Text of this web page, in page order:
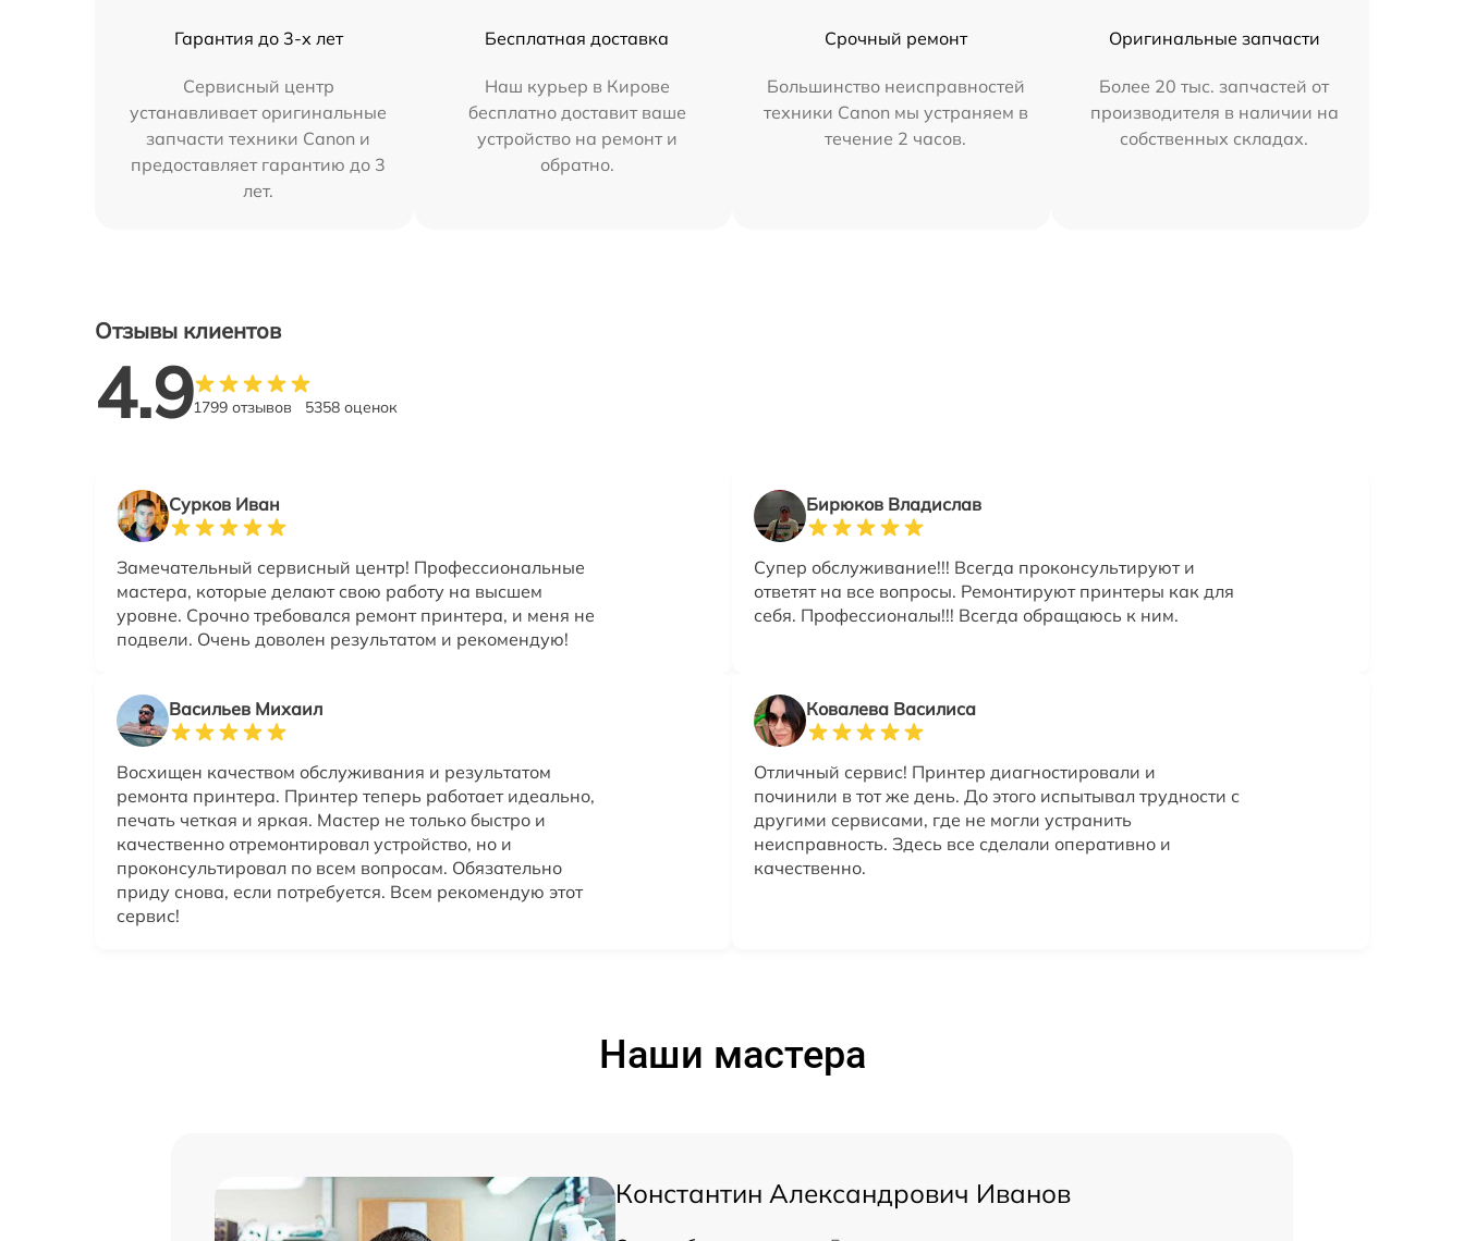
Гарантия до 3-х лет
Сервисный центр
устанавливает оригинальные
запчасти техники Canon и
предоставляет гарантию до 3
лет.
Бесплатная доставка
Наш курьер в Кирове
бесплатно доставит ваше
устройство на ремонт и
обратно.
Срочный ремонт
Большинство неисправностей
техники Canon мы устраняем в
течение 2 часов.
Оригинальные запчасти
Более 20 тыс. запчастей от
производителя в наличии на
собственных складах.
Отзывы клиентов
4.91799 отзывов 5358 оценок
Сурков Иван
Замечательный сервисный центр! Профессиональные
мастера, которые делают свою работу на высшем
уровне. Срочно требовался ремонт принтера, и меня не
подвели. Очень доволен результатом и рекомендую!
Бирюков Владислав
Супер обслуживание!!! Всегда проконсультируют и
ответят на все вопросы. Ремонтируют принтеры как для
себя. Профессионалы!!! Всегда обращаюсь к ним.
Васильев Михаил
Восхищен качеством обслуживания и результатом
ремонта принтера. Принтер теперь работает идеально,
печать четкая и яркая. Мастер не только быстро и
качественно отремонтировал устройство, но и
проконсультировал по всем вопросам. Обязательно
приду снова, если потребуется. Всем рекомендую этот
сервис!
Ковалева Василиса
Отличный сервис! Принтер диагностировали и
починили в тот же день. До этого испытывал трудности с
другими сервисами, где не могли устранить
неисправность. Здесь все сделали оперативно и
качественно.
Наши мастера
Константин Александрович Иванов